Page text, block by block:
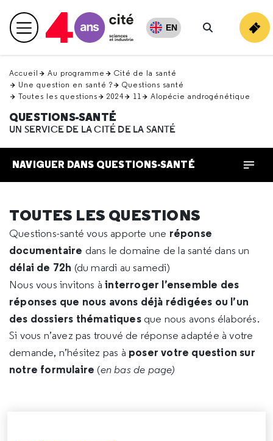
en
haut Menu principal EN
Rechercher
Accueil Au programme
Cité de la santé
Une question en santé ?
Questions santé
Toutes les questions
2024 11 Alopécie androgénétique
QUESTIONS-SANTÉ
UN SERVICE DE LA CITÉ DE LA SANTÉ
NAVIGUER DANS QUESTIONS-SANTÉ
TOUTES LES QUESTIONS
Questions-santé vous apporte une réponse
documentaire dans le domaine de la santé dans un
délai de 72h (du mardi au samedi)
Nous vous invitons àinterroger l’ensemble des
réponses que nous avons déjà rédigées ou l’un
des dossiers thématiques que nous avons élaborés.
Si vous n’avez pas trouvé de réponse adaptée à votre
demande, n’hésitez pas à poser votre question sur
notre formulaire (en bas de page)